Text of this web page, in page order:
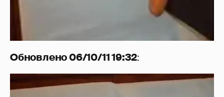
Обновлено 06/10/11 19:32: